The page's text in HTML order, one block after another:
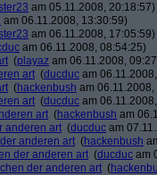
am 05.11.2008, 20:18:57)
am 06.11.2008, 13:30:59)
am 06.11.2008, 17:05:59)
am 06.11.2008, 08:54:25)
(playaz am 06.11.2008,
art (ducduc am
(hackenbush am
art (ducduc am
art (hackenbush am
anderen art (ducduc am
anderen art (hackenbush
der anderen art (ducduc am
der anderen art (